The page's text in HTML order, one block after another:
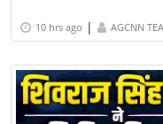
10 hrs ago | AGCNN